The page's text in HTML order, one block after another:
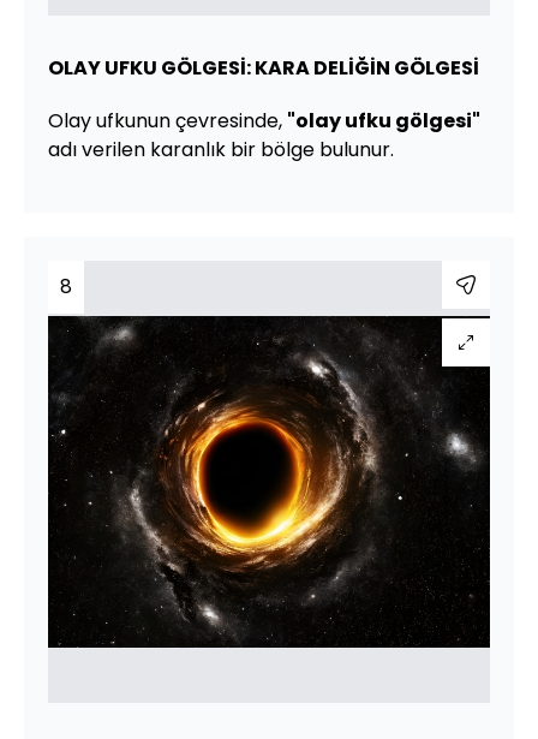
OLAY UFKU GÖLGESİ: KARA DELİĞİN GÖLGESİ
Olay ufkunun çevresinde, "olay ufku gölgesi"
adı verilen karanlık bir bölge bulunur.
8